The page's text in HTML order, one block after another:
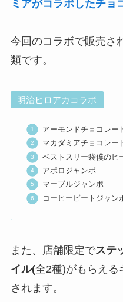
ミアがコラボしたチョ
今回のコラボで販売さ
類です。
明治ヒロアカコラボ
アーモンドチョコレー
マカダミアチョコレー
ベストスリー袋僕のヒ
アポロジャンボ
マーブルジャンボ
コーヒービートジャン
また、店舗限定でステ
イル(全2種)がもらえる
されます。